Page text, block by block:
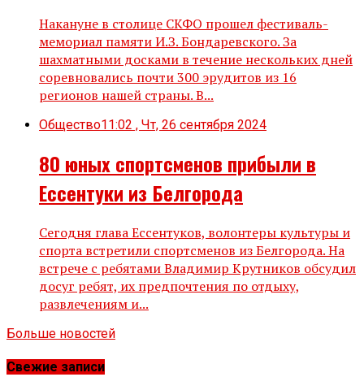
Накануне в столице СКФО прошел фестиваль-
мемориал памяти И.З. Бондаревского. За
шахматными досками в течение нескольких дней
соревновались почти 300 эрудитов из 16
регионов нашей страны. В...
Общество11:02 , Чт, 26 сентября 2024
80 юных спортсменов прибыли в
Ессентуки из Белгорода
Сегодня глава Ессентуков, волонтеры культуры и
спорта встретили спортсменов из Белгорода. На
встрече с ребятами Владимир Крутников обсудил
досуг ребят, их предпочтения по отдыху,
развлечениям и...
Больше новостей
Свежие записи